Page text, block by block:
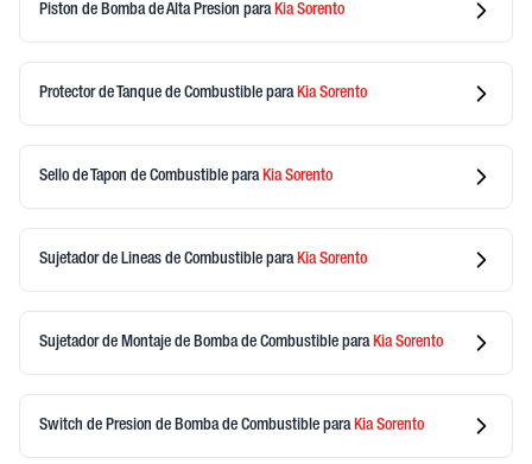
Piston de Bomba de Alta Presion para KiaSorento
Protector de Tanque de Combustible para KiaSorento
Sello de Tapon de Combustible para KiaSorento
Sujetador de Lineas de Combustible para KiaSorento
Sujetador de Montaje de Bomba de Combustible para KiaSorento
Switch de Presion de Bomba de Combustible para KiaSorento